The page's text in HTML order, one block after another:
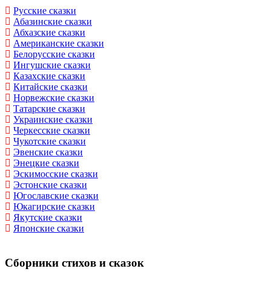
Русские сказки
Абазинские сказки
Абхазские сказки
Американские сказки
Белорусские сказки
Ингушские сказки
Казахские сказки
Китайские сказки
Норвежские сказки
Татарские сказки
Украинские сказки
Черкесские сказки
Чукотские сказки
Эвенские сказки
Энецкие сказки
Эскимосские сказки
Эстонские сказки
Югославские сказки
Юкагирские сказки
Якутские сказки
Японские сказки
Сборники стихов и сказок